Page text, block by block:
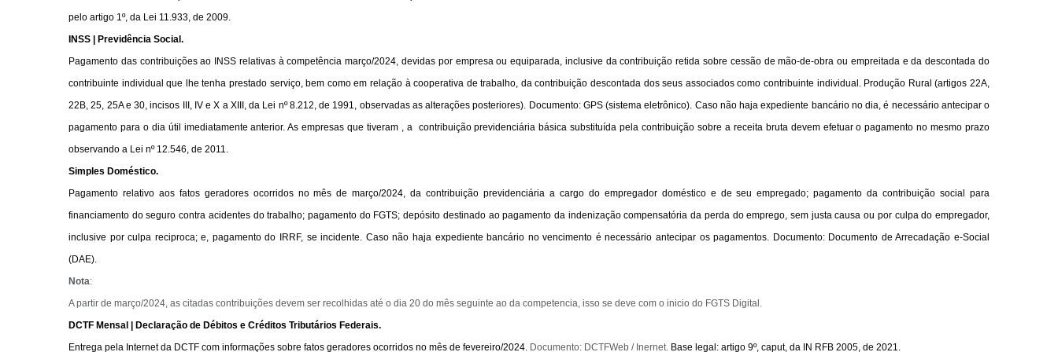
pelo artigo 1º, da Lei 11.933, de 2009
INSS | Previdência Social.
Pagamento das contribuições ao INSS relativas à competência março/2024, devidas por empresa ou equiparada, inclusive da contribuição retida sobre cessão de mão-de-obra ou empreitada e da descontada do
contribuinte individual que lhe tenha prestado serviço, bem como em relação à cooperativa de trabalho, da contribuição descontada dos seus associados como contribuinte individual. Produção Rural (artigos 22A,
22B, 25, 25A e 30, incisos III, IV e X a XIII, da Lei nº 8.212, de 1991
, observadas as alterações posteriores). Documento: GPS (sistema eletrônico). Caso não haja expediente bancário no dia, é necessário antecipar o
pagamento para o dia útil imediatamente anterior. As empresas que tiveram , a contribuição previdenciária básica substituída pela contribuição sobre a receita bruta devem efetuar o pagamento no mesmo prazo
observando a Lei nº 12.546, de 2011
Simples Doméstico.
Pagamento relativo aos fatos geradores ocorridos no mês de março/2024, da contribuição previdenciária a cargo do empregador doméstico e de seu empregado; pagamento da contribuição social para
financiamento do seguro contra acidentes do trabalho; pagamento do FGTS; depósito destinado ao pagamento da indenização compensatória da perda do emprego, sem justa causa ou por culpa do empregador,
inclusive por culpa reciproca; e, pagamento do IRRF, se incidente. Caso não haja expediente bancário no vencimento é necessário antecipar os pagamentos. Documento: Documento de Arrecadação e-Social
(DAE)
Nota:
A partir de março/2024, as citadas contribuições devem ser recolhidas até o dia 20 do mês seguinte ao da competencia, isso se deve com o inicio do FGTS Digital.
DCTF Mensal | Declaração de Débitos e Créditos Tributários Federais.
Entrega pela Internet da DCTF com informações sobre fatos geradores ocorridos no mês de fevereiro/2024. Documento: DCTFWeb / Inernet. Base legal: artigo 9º, caput, da IN RFB 2005, de 2021